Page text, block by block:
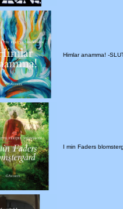
Himlar anamma! -
I min Faders